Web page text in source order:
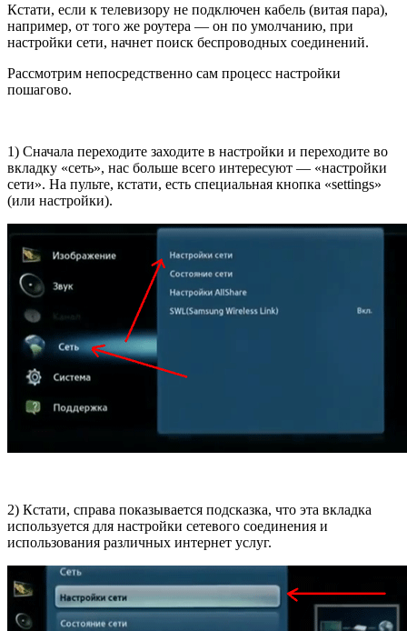
Кстати, если к телевизору не подключен кабель (витая пара),
например, от того же роутера — он по умолчанию, при
настройки сети, начнет поиск беспроводных соединений.
Рассмотрим непосредственно сам процесс настройки
пошагово.
1) Сначала переходите заходите в настройки и переходите во
вкладку «сеть», нас больше всего интересуют — «настройки
сети». На пульте, кстати, есть специальная кнопка «settings»
(или настройки).
2) Кстати, справа показывается подсказка, что эта вкладка
используется для настройки сетевого соединения и
использования различных интернет услуг.